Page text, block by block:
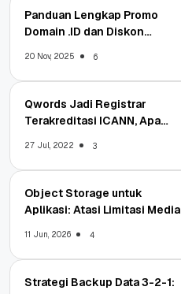
Panduan Lengkap Promo
Domain .ID dan Diskon
20 Nov, 2025 6
Qwords Jadi Registrar
Terakreditasi ICANN, Apa
27 Jul, 2022 3
Object Storage untuk
Aplikasi: Atasi Limitasi Media
11 Jun, 2026 4
Strategi Backup Data 3-2-1: